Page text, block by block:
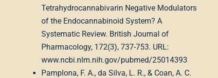
Tetrahydrocannabivarin Negative Modulators
of the Endocannabinoid System? A
Systematic Review. British Journal of
Pharmacology, 172(3), 737-753. URL:
www.ncbi.nlm.nih.gov/pubmed/25014393
Pamplona, F. A., da Silva, L. R., & Coan, A. C.